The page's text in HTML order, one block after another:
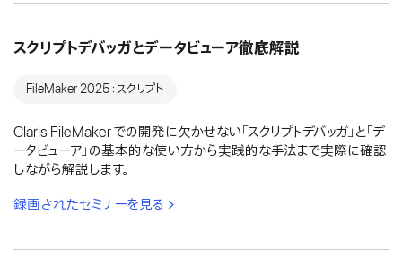
スクリプトデバッガとデータビューア徹底解説
FileMaker 2025：スクリプト
Claris FileMaker での開発に欠かせない「スクリプトデバッガ」と「デ
ータビューア」の基本的な使い方から実践的な手法まで実際に確認
しながら解説します。
録画されたセミナーを見る